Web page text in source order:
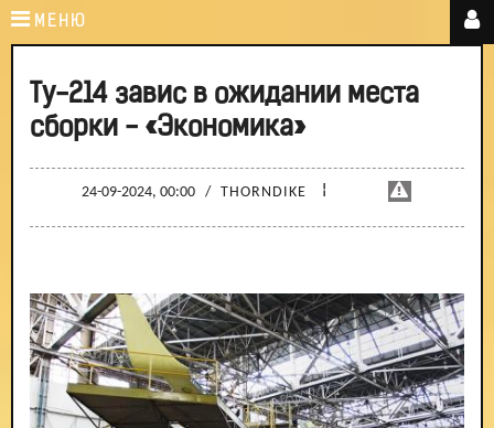
МЕНЮ
Ту-214 завис в ожидании места
сборки - «Экономика»
24-09-2024, 00:00 / THORNDIKE ¦